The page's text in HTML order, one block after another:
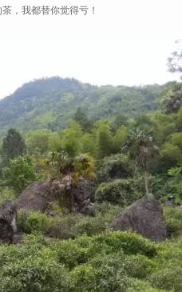
，我都替你觉得亏！